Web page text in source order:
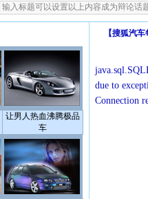
让男人热血沸腾极品
车
【搜狐汽车
due to
Connection